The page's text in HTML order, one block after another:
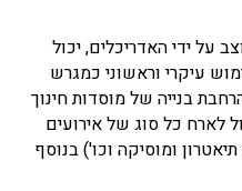
על ידי האדריכלים, יכול
עיקרי וראשוני כמגרש
בנייה של מוסדות חינוך
לארח כל סוג של אירועים
ומוסיקה וכו') בנוסף